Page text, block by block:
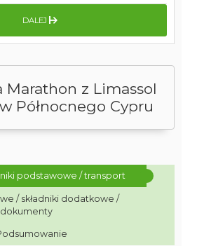
Marathon z Limassol
Północnego Cypru
podstawowe / transport
/ składniki dodatkowe /
dokumenty
DALEJ